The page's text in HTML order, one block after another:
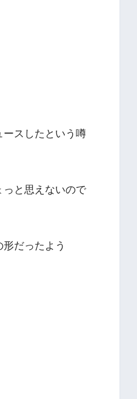
スしたという噂
と思えないので
だったよう